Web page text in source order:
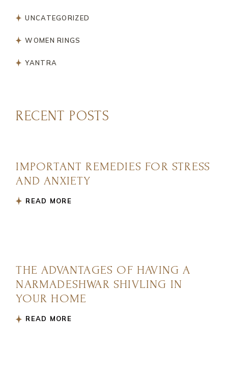
UNCATEGORIZED
WOMEN RINGS
YANTRA
RECENT POSTS
IMPORTANT REMEDIES FOR STRESS
AND ANXIETY
READ MORE
THE ADVANTAGES OF HAVING A
NARMADESHWAR SHIVLING IN
YOUR HOME
READ MORE